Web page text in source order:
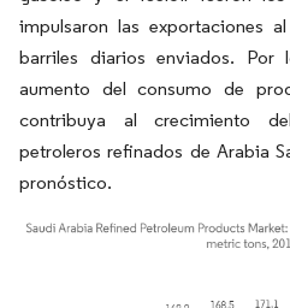
impulsaron las exportaciones
barriles diarios enviados.
aumento del consumo de
contribuya al crecimiento
petroleros refinados de Arabia
pronóstico.